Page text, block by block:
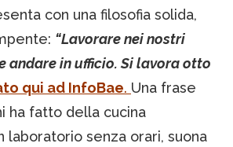
con una filosofia solida,
“Lavorare nei nostri
andare in ufficio. Si lavora otto
qui ad InfoBae. Una frase
ha fatto della cucina
laboratorio senza orari, suona